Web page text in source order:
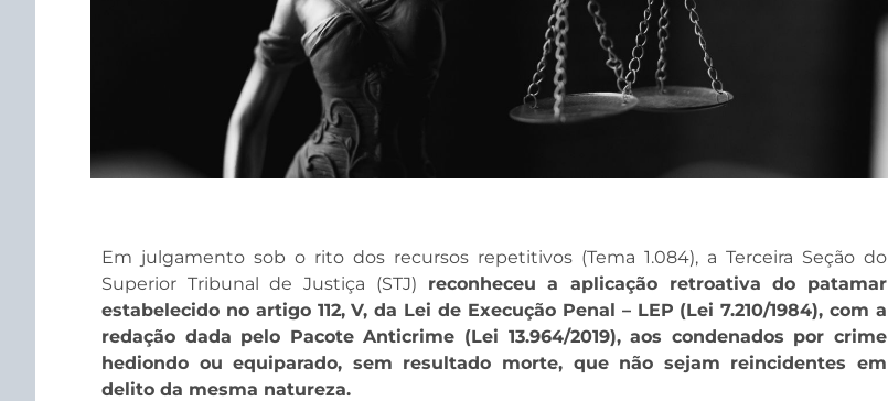
​​​Em julgamento sob o rito dos recursos repetitivos (Tema 1.084), a Terceira Seção do
Superior Tribunal de Justiça (STJ) reconheceu a aplicação retroativa do patamar
estabelecido no artigo 112, V, da Lei de Execução Penal – LEP (Lei 7.210/1984), com a
redação dada pelo Pacote Anticrime (Lei 13.964/2019), aos condenados por crime
hediondo ou equiparado, sem resultado morte, que não sejam reincidentes em
delito da mesma natureza.